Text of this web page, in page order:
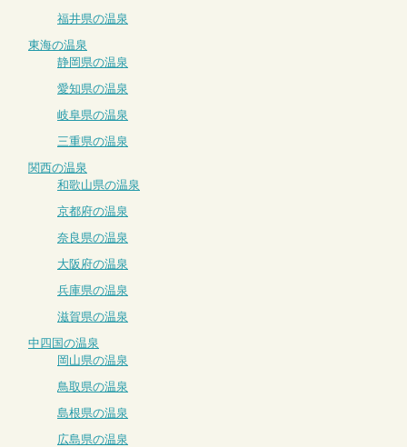
福井県の温泉
東海の温泉
静岡県の温泉
愛知県の温泉
岐阜県の温泉
三重県の温泉
関西の温泉
和歌山県の温泉
京都府の温泉
奈良県の温泉
大阪府の温泉
兵庫県の温泉
滋賀県の温泉
中四国の温泉
岡山県の温泉
鳥取県の温泉
島根県の温泉
広島県の温泉